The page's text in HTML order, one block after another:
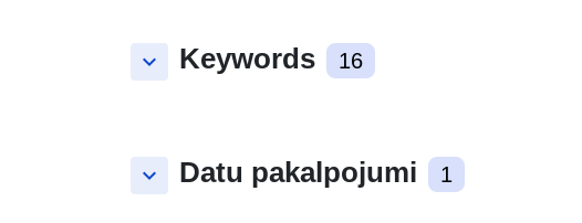
keyboard_arrow_down Keywords 16
keyboard_arrow_down Datu pakalpojumi 1